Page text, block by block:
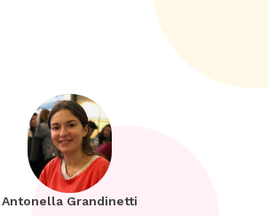
Antonella Grandinetti